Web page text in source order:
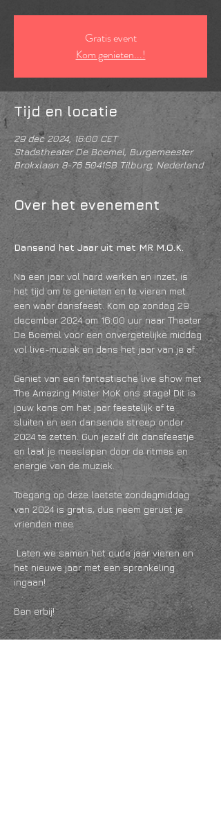
Gratis event
Kom genieten...!
Tijd en locatie
29 dec 2024, 16:00 CET
Stadstheater De Boemel, Burgemeester
Brokxlaan 8-76 5041SB Tilburg, Nederland
Over het evenement
Dansend het Jaar uit met MR M.O.K.
Na een jaar vol hard werken en inzet, is
het tijd om te genieten en te vieren met
een waar dansfeest. Kom op zondag 29
december 2024 om 16:00 uur naar Theater
De Boemel voor een onvergetelijke middag
vol live-muziek en dans het jaar van je af.
Geniet van een fantastische live show met
The Amazing Mister MoK ons stage! Dit is
jouw kans om het jaar feestelijk af te
sluiten en een dansende streep onder
2024 te zetten. Gun jezelf dit dansfeestje
en laat je meeslepen door de ritmes en
energie van de muziek.
Toegang op deze laatste zondagmiddag
van 2024 is gratis, dus neem gerust je
vrienden mee.
het nieuwe jaar met een sprankeling
ingaan!
Ben erbij!